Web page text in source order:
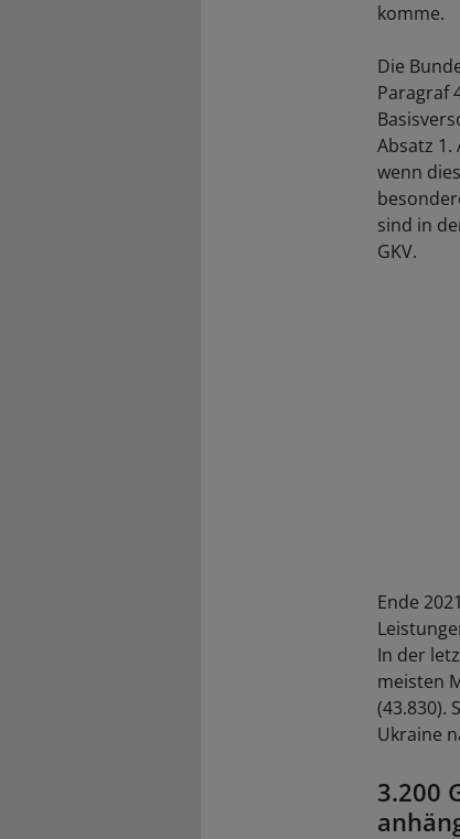
komme.
Die
Paragraf
Absatz 1.
wenn
sind in
GKV.
Ende
In der
meisten
(43.830).
Ukraine
3.200